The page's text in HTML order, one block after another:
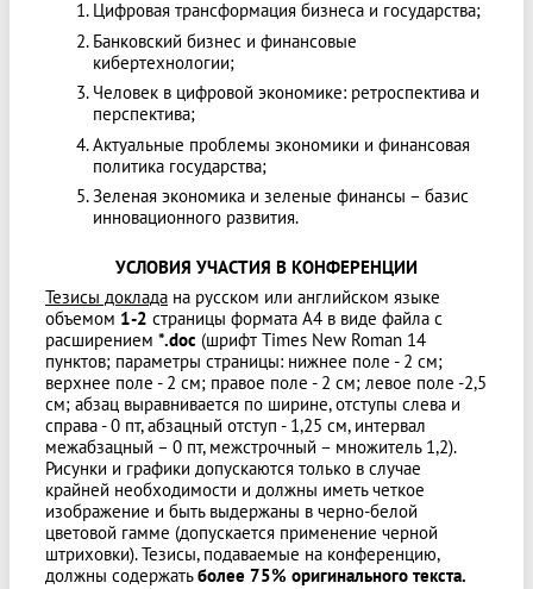
Цифровая трансформация бизнеса и государства;
Банковский бизнес и финансовые
кибертехнологии;
Человек в цифровой экономике: ретроспектива и
перспектива;
Актуальные проблемы экономики и финансовая
политика государства;
Зеленая экономика и зеленые финансы – базис
инновационного развития.
УСЛОВИЯ УЧАСТИЯ В КОНФЕРЕНЦИИ
Тезисы доклада на русском или английском языке
объемом 1-2 страницы формата А4 в виде файла с
расширением *.doc (шрифт Times New Roman 14
пунктов; параметры страницы: нижнее поле - 2 см;
верхнее поле - 2 см; правое поле - 2 см; левое поле -2,5
см; абзац выравнивается по ширине, отступы слева и
справа - 0 пт, абзацный отступ - 1,25 см, интервал
межабзацный – 0 пт, межстрочный – множитель 1,2).
Рисунки и графики допускаются только в случае
крайней необходимости и должны иметь четкое
изображение и быть выдержаны в черно-белой
цветовой гамме (допускается применение черной
штриховки). Тезисы, подаваемые на конференцию,
должны содержатьболее 75% оригинального текста.